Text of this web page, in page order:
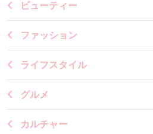
ビューティー
ファッション
ライフスタイル
グルメ
カルチャー